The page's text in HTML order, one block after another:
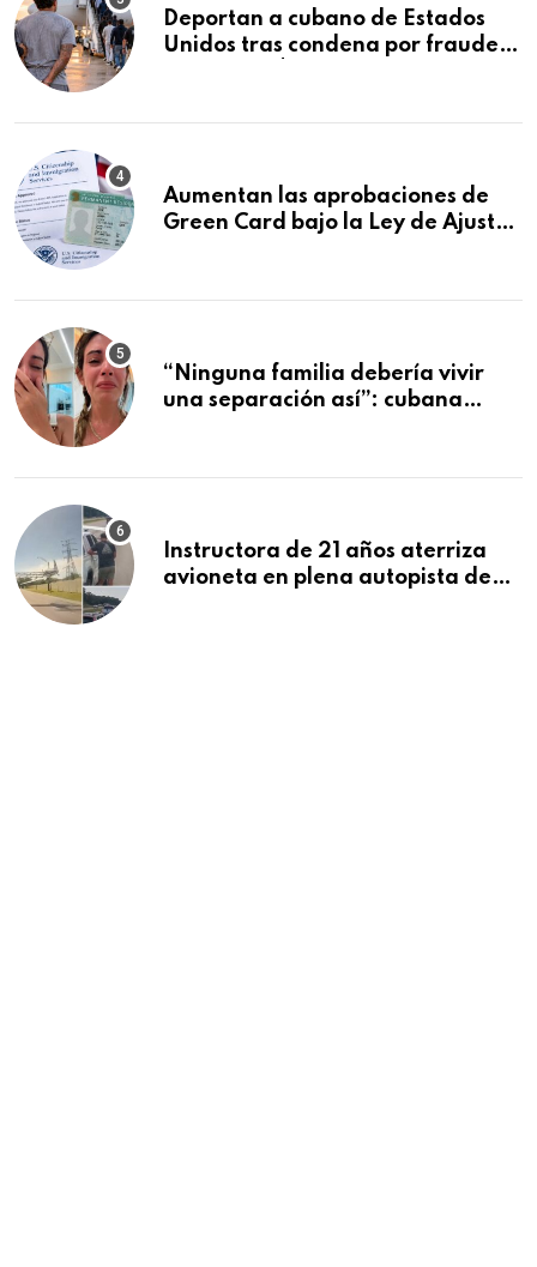
Deportan a cubano de Estados
Unidos tras condena por fraude
Aumentan las aprobaciones de
Green Card bajo la Ley de Ajuste
“Ninguna familia debería vivir
una separación así”: cubana
Cancún
Instructora de 21 años aterriza
avioneta en plena autopista de